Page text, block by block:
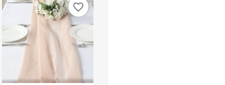
favorite_border